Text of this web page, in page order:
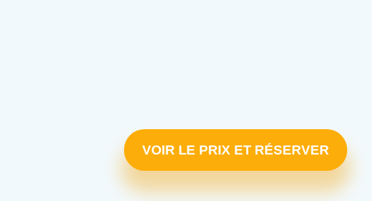
VOIR LE PRIX ET RÉSERVER